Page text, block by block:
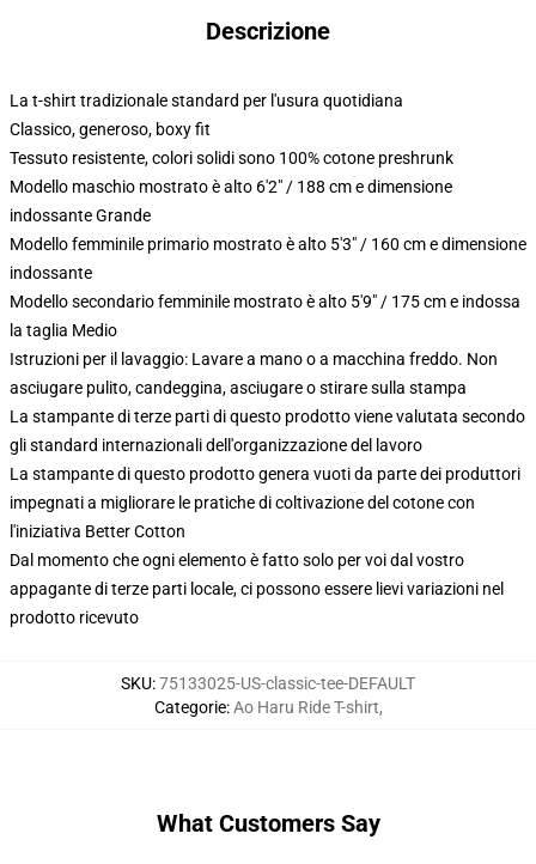
Descrizione
La t-shirt tradizionale standard per l'usura quotidiana
Classico, generoso, boxy fit
Tessuto resistente, colori solidi sono 100% cotone preshrunk
Modello maschio mostrato è alto 6'2" / 188 cm e dimensione
indossante Grande
Modello femminile primario mostrato è alto 5'3" / 160 cm e dimensione
indossante
Modello secondario femminile mostrato è alto 5'9" / 175 cm e indossa
la taglia Medio
Istruzioni per il lavaggio: Lavare a mano o a macchina freddo. Non
asciugare pulito, candeggina, asciugare o stirare sulla stampa
La stampante di terze parti di questo prodotto viene valutata secondo
gli standard internazionali dell'organizzazione del lavoro
La stampante di questo prodotto genera vuoti da parte dei produttori
impegnati a migliorare le pratiche di coltivazione del cotone con
l'iniziativa Better Cotton
Dal momento che ogni elemento è fatto solo per voi dal vostro
appagante di terze parti locale, ci possono essere lievi variazioni nel
prodotto ricevuto
SKU:75133025-US-classic-tee-DEFAULT
Categorie:Ao Haru Ride T-shirt,
What Customers Say